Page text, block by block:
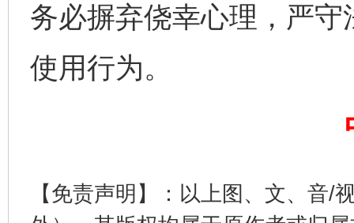
务必摒弃侥幸心理，严
使用行为。
【免责声明】：以上图、文、音/